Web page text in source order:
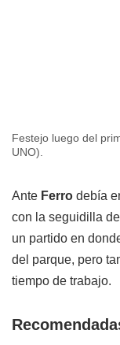
Festejo luego del
UNO).
Ante Ferro debía
con la seguidilla
un partido en
del parque, pero
tiempo de trabajo.